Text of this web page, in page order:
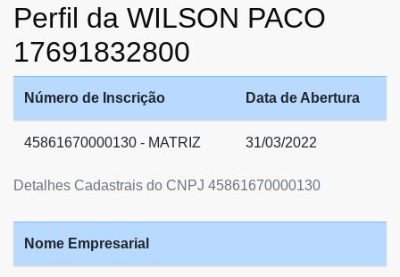
Perfil da WILSON PACO
17691832800
Detalhes Cadastrais do CNPJ 45861670000130
Número de Inscrição Data de Abertura
45861670000130 - MATRIZ 31/03/2022
Nome Empresarial